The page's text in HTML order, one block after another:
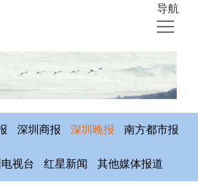
导航
深圳商报 深圳晚报 南方都市报
视台 红星新闻 其他媒体报道